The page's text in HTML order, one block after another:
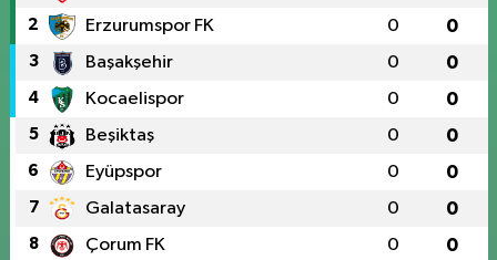
2 Erzurumspor FK 0 0
3 Başakşehir 0 0
4 Kocaelispor 0 0
5 Beşiktaş 0 0
6 Eyüpspor 0 0
7 Galatasaray 0 0
8 Çorum FK 0 0